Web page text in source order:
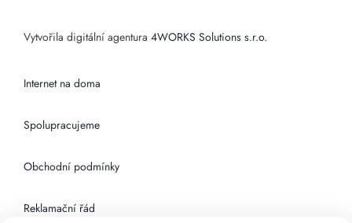
Vytvořila digitální agentura 4WORKS Solutions s.r.o.
Internet na doma
Spolupracujeme
Obchodní podmínky
Reklamační řád